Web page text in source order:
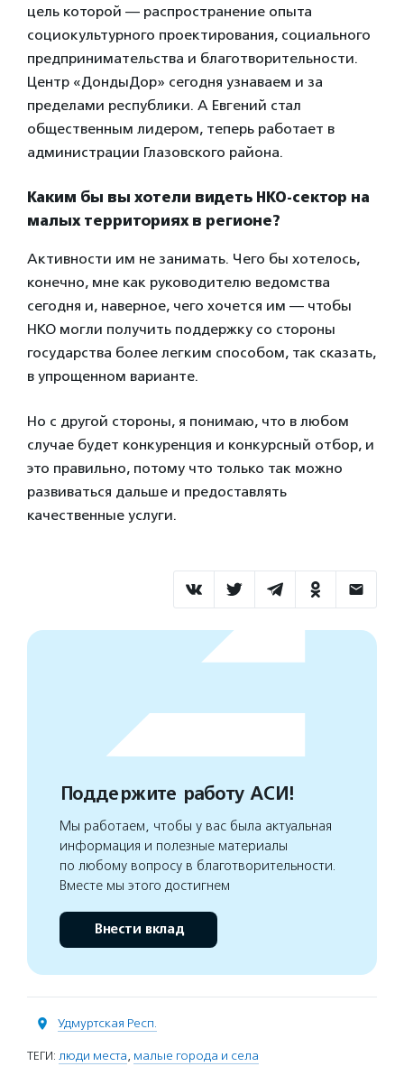
цель которой — распространение опыта
социокультурного проектирования, социального
предпринимательства и благотворительности.
Центр «ДондыДор» сегодня узнаваем и за
пределами республики. А Евгений стал
общественным лидером, теперь работает в
администрации Глазовского района.
Каким бы вы хотели видеть НКО-сектор на
малых территориях в регионе?
Активности им не занимать. Чего бы хотелось,
конечно, мне как руководителю ведомства
сегодня и, наверное, чего хочется им — чтобы
НКО могли получить поддержку со стороны
государства более легким способом, так сказать,
в упрощенном варианте.
Но с другой стороны, я понимаю, что в любом
случае будет конкуренция и конкурсный отбор, и
это правильно, потому что только так можно
развиваться дальше и предоставлять
качественные услуги.
Поддержите работу АСИ!
Мы работаем, чтобы у вас была актуальная
информация и полезные материалы
по любому вопросу в благотворительности.
Вместе мы этого достигнем
Внести вклад
Удмуртская Респ.
ТЕГИ: люди места, малые города и села